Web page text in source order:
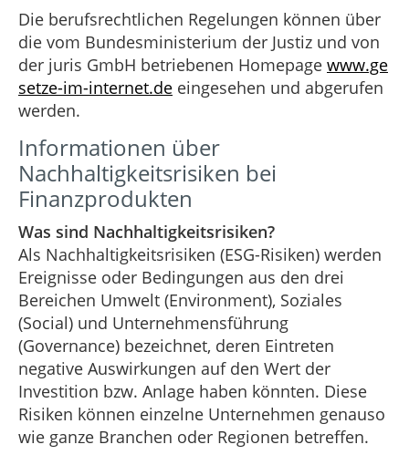
Die berufsrechtlichen Regelungen können über
die vom Bundesministerium der Justiz und von
der juris GmbH betriebenen Homepage www.ge
setze-im-internet.de eingesehen und abgerufen
werden.
Informationen über
Nachhaltigkeitsrisiken bei
Finanzprodukten
Was sind Nachhaltigkeitsrisiken?
Als Nachhaltigkeitsrisiken (ESG-Risiken) werden
Ereignisse oder Bedingungen aus den drei
Bereichen Umwelt (Environment), Soziales
(Social) und Unternehmensführung
(Governance) bezeichnet, deren Eintreten
negative Auswirkungen auf den Wert der
Investition bzw. Anlage haben könnten. Diese
Risiken können einzelne Unternehmen genauso
wie ganze Branchen oder Regionen betreffen.